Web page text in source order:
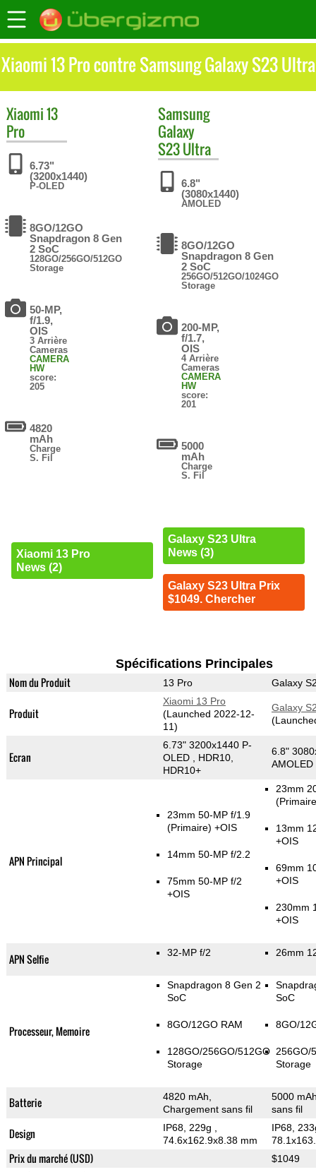
Xiaomi 13 Pro contre Samsung Galaxy S23 Ultra
Xiaomi13
Pro
6.73"
(3200x1440)
P-OLED
8GO/12GO
Snapdragon 8 Gen
2 SoC
128GO/256GO/512GO
Storage
50-MP,
f/1.9,
OIS
3 Arrière
Cameras
CAMERA
HW
score:
205
4820
mAh
Charge
S. Fil
Xiaomi 13 Pro
News (2)
Samsung
Galaxy
S23 Ultra
6.8"
(3080x1440)
AMOLED
8GO/12GO
Snapdragon 8 Gen
2 SoC
256GO/512GO/1024GO
Storage
200-MP,
f/1.7,
OIS
4 Arrière
Cameras
CAMERA
HW
score:
201
5000
mAh
Charge
S. Fil
Galaxy S23 Ultra
News (3)
Galaxy S23 Ultra Prix
$1049. Chercher
Spécifications Principales
Nom du Produit 13 Pro Galaxy
Produit
Xiaomi 13 Pro
(Launched 2022-12-
11)
Galaxy
Ecran
6.73" 3200x1440 P-
OLED , HDR10,
HDR10+
6.8"
AMOLED
APN Principal
23mm 50-MP f/1.9
(Primaire) +OIS
14mm 50-MP f/2.2
75mm 50-MP f/2
+OIS
23mm
13mm
+OIS
69mm
+OIS
230mm
+OIS
APN Selfie 32-MP f/2 26mm
Processeur, Memoire
Snapdragon 8 Gen 2
SoC
8GO/12GO RAM
128GO/256GO/512GO
Storage
SoC
8GO/
256GO/
Storage
Batterie
4820 mAh,
Chargement sans fil
5000
sans fil
Design IP68, 229g
74.6x162.9x8.38 mm
IP68,
Prix du marché (USD) $1049